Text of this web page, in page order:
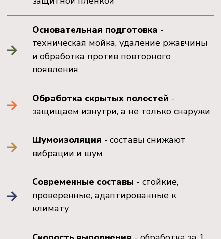
Основательная подготовка -
техническая мойка, удаление ржавчины
и обработка против повторного
появления
Обработка скрытых полостей -
защищаем изнутри, а не только снаружи
Шумоизоляция - составы снижают
вибрации и шум
Современные составы - стойкие,
проверенные, адаптированные к
климату